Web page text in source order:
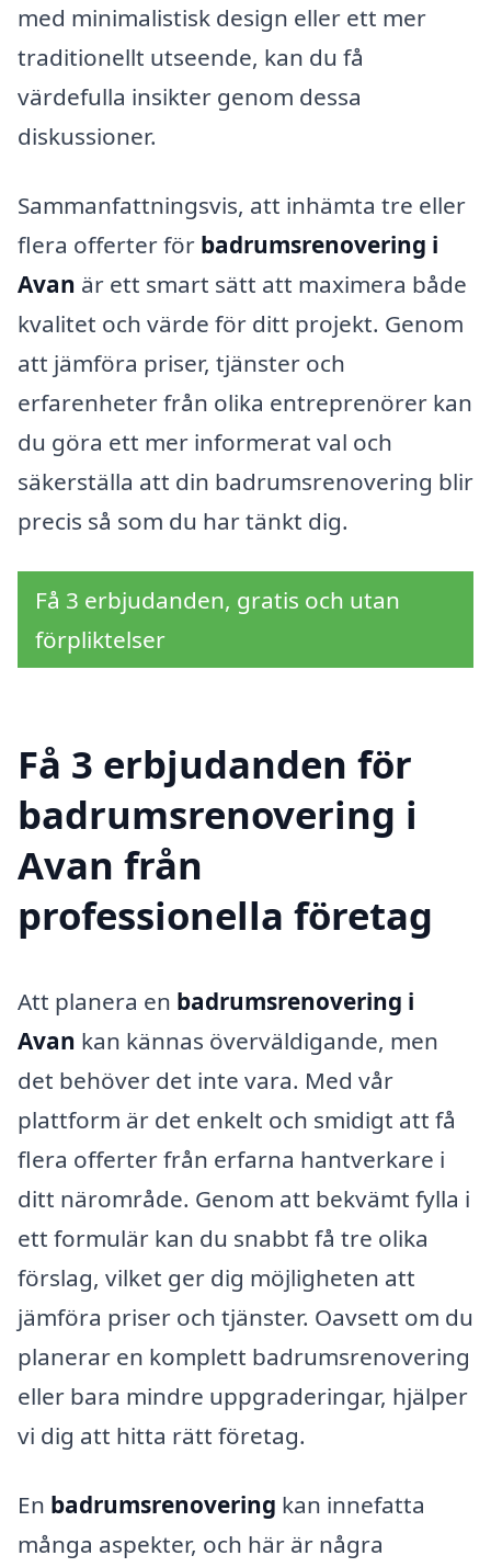
med minimalistisk design eller ett mer
traditionellt utseende, kan du få
värdefulla insikter genom dessa
diskussioner.
Sammanfattningsvis, att inhämta tre eller
flera offerter för badrumsrenovering i
Avan är ett smart sätt att maximera både
kvalitet och värde för ditt projekt. Genom
att jämföra priser, tjänster och
erfarenheter från olika entreprenörer kan
du göra ett mer informerat val och
säkerställa att din badrumsrenovering blir
precis så som du har tänkt dig.
Få 3 erbjudanden, gratis och utan
förpliktelser
Få 3 erbjudanden för
badrumsrenovering i
Avan från
professionella företag
Att planera en badrumsrenovering i
Avan kan kännas överväldigande, men
det behöver det inte vara. Med vår
plattform är det enkelt och smidigt att få
flera offerter från erfarna hantverkare i
ditt närområde. Genom att bekvämt fylla i
ett formulär kan du snabbt få tre olika
förslag, vilket ger dig möjligheten att
jämföra priser och tjänster. Oavsett om du
planerar en komplett badrumsrenovering
eller bara mindre uppgraderingar, hjälper
vi dig att hitta rätt företag.
En badrumsrenovering kan innefatta
många aspekter, och här är några